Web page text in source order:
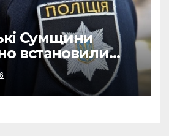
Сумщини
встановили
про
якої повідомила